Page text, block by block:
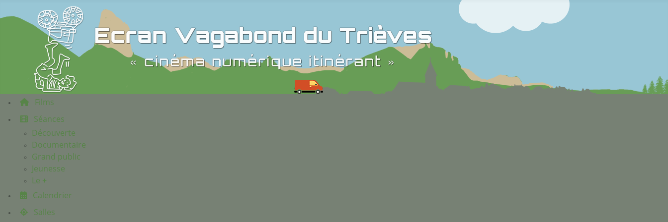
Ecran Vagabond du Trièves
« cinéma numérique itinérant »
Films
Séances
Découverte
Documentaire
Grand public
Jeunesse
Le +
Calendrier
Salles